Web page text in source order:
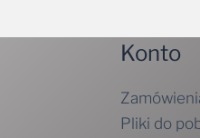
Konto
Pliki do